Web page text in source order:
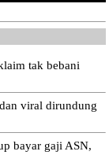
tak bebani
viral dirundung
bayar gaji ASN,